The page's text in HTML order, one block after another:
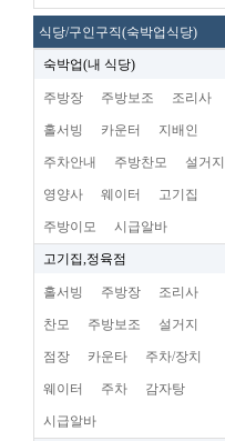
식당/구인구직(숙박업식당)
숙박업(내 식당)
주방장 주방보조 조리사
홀서빙 카운터 지배인
주차안내 주방찬모 설거지
영양사 웨이터 고기집
주방이모 시급알바
고기집,정육점
홀서빙 주방장 조리사
찬모 주방보조 설거지
점장 카운타 주차/장치
웨이터 주차 감자탕
시급알바